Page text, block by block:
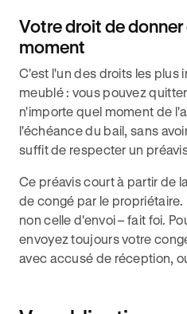
Votre droit de
moment
C'est l'un des droits les plus
meublé : vous pouvez
n'importe quel moment de
l'échéance du bail, sans
suffit de respecter un
Ce préavis court à partir de
de congé par le
non celle d'envoi – fait foi.
envoyez toujours votre
avec accusé de réception,